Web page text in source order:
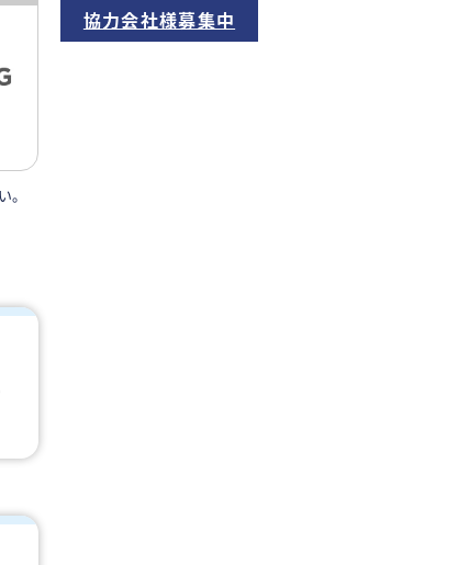
。
協力会社様募集中